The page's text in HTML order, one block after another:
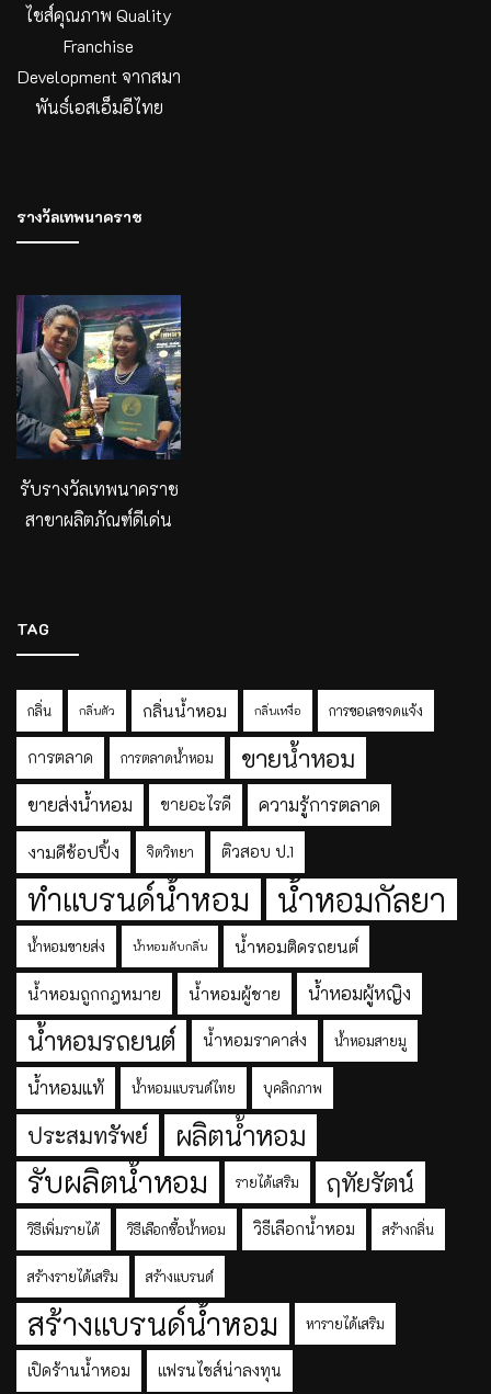
ไชส์คุณภาพ Quality
Franchise
Development จากสมา
พันธ์เอสเอ็มอีไทย
รางวัลเทพนาคราช
รับรางวัลเทพนาคราช
สาขาผลิตภัณฑ์ดีเด่น
TAG
กลิ่น กลิ่นตัว กลิ่นน้ำหอม กลิ่นเหงื่อ การขอเลขจดแจ้ง
การตลาด การตลาดน้ำหอม ขายน้ำหอม
ขายส่งน้ำหอม ขายอะไรดี ความรู้การตลาด
งามดีช้อปปิ้ง จิตวิทยา ติวสอบ ป.1
ทำแบรนด์น้ำหอม น้ำหอมกัลยา
น้ำหอมขายส่ง น้ำหอมดับกลิ่น น้ำหอมติดรถยนต์
น้ำหอมถูกกฎหมาย น้ำหอมผู้ชาย น้ำหอมผู้หญิง
น้ำหอมรถยนต์ น้ำหอมราคาส่ง น้ำหอมสายมู
น้ำหอมแท้ น้ำหอมแบรนด์ไทย บุคลิกภาพ
ประสมทรัพย์ ผลิตน้ำหอม
รับผลิตน้ำหอม รายได้เสริม ฤทัยรัตน์
วิธีเพิ่มรายได้ วิธีเลือกซื้อน้ำหอม วิธีเลือกน้ำหอม สร้างกลิ่น
สร้างรายได้เสริม สร้างแบรนด์
สร้างแบรนด์น้ำหอม หารายได้เสริม
เปิดร้านน้ำหอม แฟรนไชส์น่าลงทุน